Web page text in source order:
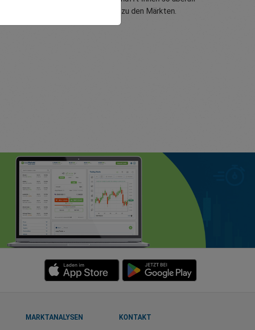
und jederzeit Zugang zu den Märkten.
MARKTANALYSEN KONTAKT